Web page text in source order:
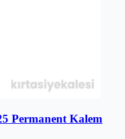
Permanent Kalem